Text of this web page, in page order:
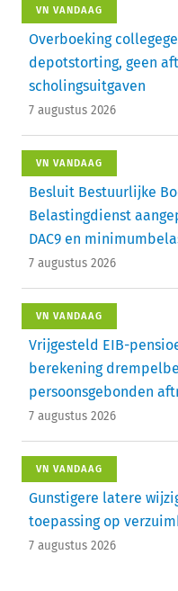
VN VANDAAG
Overboeking
depotstorting, geen
scholingsuitgaven
7 augustus 2026
VN VANDAAG
Besluit Bestuurlijke
Belastingdienst
DAC9 en
7 augustus 2026
VN VANDAAG
Vrijgesteld EIB-
berekening
persoonsgebonden
7 augustus 2026
VN VANDAAG
Gunstigere latere
toepassing op
7 augustus 2026